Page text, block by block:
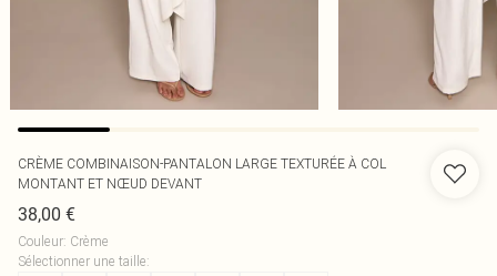
CRÈME COMBINAISON-PANTALON LARGE TEXTURÉE À COL
MONTANT ET NŒUD DEVANT
38,00 €
Couleur: Crème
Sélectionner une taille: